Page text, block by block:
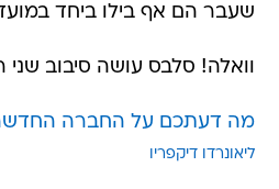
שעבר הם אף בילו ביחד
וואלה! סלבס עושה סיבוב
מה דעתכם על החברה
ליאונרדו דיקפריו